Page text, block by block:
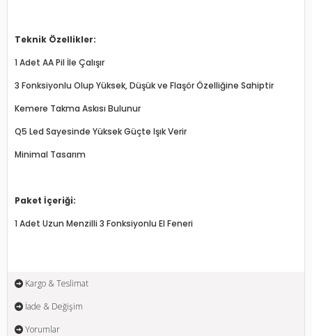
Teknik Özellikler:
1 Adet AA Pil İle Çalışır
3 Fonksiyonlu Olup Yüksek, Düşük ve Flaşör Özelliğine Sahiptir
Kemere Takma Askısı Bulunur
Q5 Led Sayesinde Yüksek Güçte Işık Verir
Minimal Tasarım
Paket İçeriği:
1 Adet Uzun Menzilli 3 Fonksiyonlu El Feneri
Kargo & Teslimat
İade & Değişim
Yorumlar